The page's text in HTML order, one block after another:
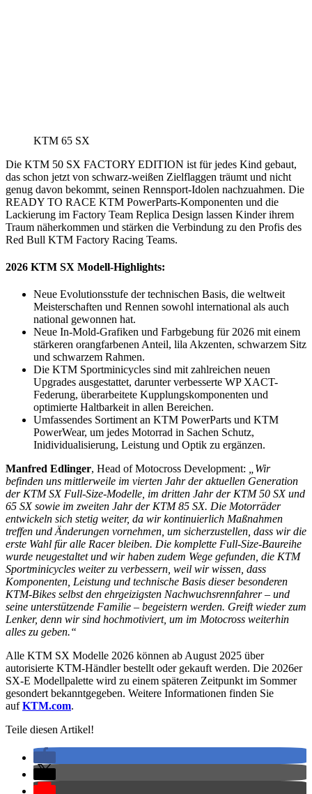
KTM 65 SX
Die KTM 50 SX FACTORY EDITION ist für jedes Kind gebaut,
das schon jetzt von schwarz-weißen Zielflaggen träumt und nicht
genug davon bekommt, seinen Rennsport-Idolen nachzuahmen. Die
READY TO RACE KTM PowerParts-Komponenten und die
Lackierung im Factory Team Replica Design lassen Kinder ihrem
Traum näherkommen und stärken die Verbindung zu den Profis des
Red Bull KTM Factory Racing Teams.
2026 KTM SX Modell-Highlights:
Neue Evolutionsstufe der technischen Basis, die weltweit
Meisterschaften und Rennen sowohl international als auch
national gewonnen hat.
Neue In-Mold-Grafiken und Farbgebung für 2026 mit einem
stärkeren orangfarbenen Anteil, lila Akzenten, schwarzem Sitz
und schwarzem Rahmen.
Die KTM Sportminicycles sind mit zahlreichen neuen
Upgrades ausgestattet, darunter verbesserte WP XACT-
Federung, überarbeitete Kupplungskomponenten und
optimierte Haltbarkeit in allen Bereichen.
Umfassendes Sortiment an KTM PowerParts und KTM
PowerWear, um jedes Motorrad in Sachen Schutz,
Inidividualisierung, Leistung und Optik zu ergänzen.
Manfred Edlinger, Head of Motocross Development:
„Wir
befinden uns mittlerweile im vierten Jahr der aktuellen Generation
der KTM SX Full-Size-Modelle, im dritten Jahr der KTM 50 SX und
65 SX sowie im zweiten Jahr der KTM 85 SX. Die Motorräder
entwickeln sich stetig weiter, da wir kontinuierlich Maßnahmen
treffen und Änderungen vornehmen, um sicherzustellen, dass wir die
erste Wahl für alle Racer bleiben. Die komplette Full-Size-Baureihe
wurde neugestaltet und wir haben zudem Wege gefunden, die KTM
Sportminicycles weiter zu verbessern, weil wir wissen, dass
Komponenten, Leistung und technische Basis dieser besonderen
KTM-Bikes selbst den ehrgeizigsten Nachwuchsrennfahrer – und
seine unterstützende Familie – begeistern werden. Greift wieder zum
Lenker, denn wir sind hochmotiviert, um im Motocross weiterhin
alles zu geben.“
Alle KTM SX Modelle 2026 können ab August 2025 über
autorisierte KTM-Händler bestellt oder gekauft werden. Die 2026er
SX-E Modellpalette wird zu einem späteren Zeitpunkt im Sommer
gesondert bekanntgegeben. Weitere Informationen finden Sie
aufKTM.com.
Teile diesen Artikel!